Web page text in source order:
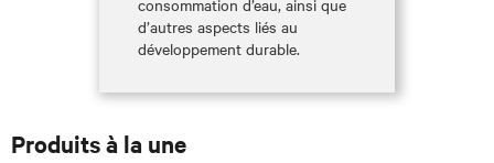
consommation d’eau, ainsi que
d’autres aspects liés au
développement durable.
Produits à la une